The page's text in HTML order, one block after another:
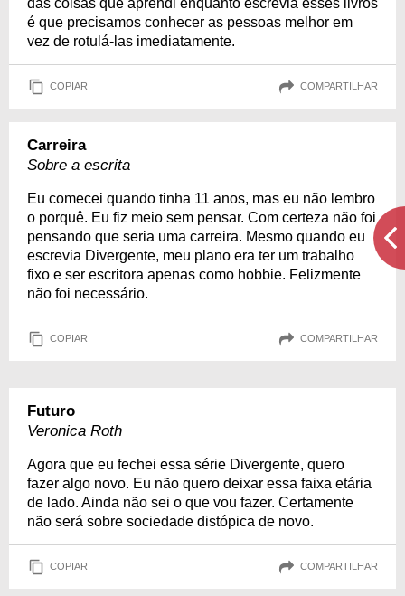
é que precisamos conhecer as pessoas melhor em
vez de rotulá-las imediatamente.
COPIAR COMPARTILHAR
Carreira
Sobre a escrita
Eu comecei quando tinha 11 anos, mas eu não lembro
o porquê. Eu fiz meio sem pensar. Com certeza não foi
pensando que seria uma carreira. Mesmo quando eu
escrevia Divergente, meu plano era ter um trabalho
fixo e ser escritora apenas como hobbie. Felizmente
não foi necessário.
COPIAR COMPARTILHAR
Futuro
Veronica Roth
Agora que eu fechei essa série Divergente, quero
fazer algo novo. Eu não quero deixar essa faixa etária
de lado. Ainda não sei o que vou fazer. Certamente
não será sobre sociedade distópica de novo.
COPIAR COMPARTILHAR